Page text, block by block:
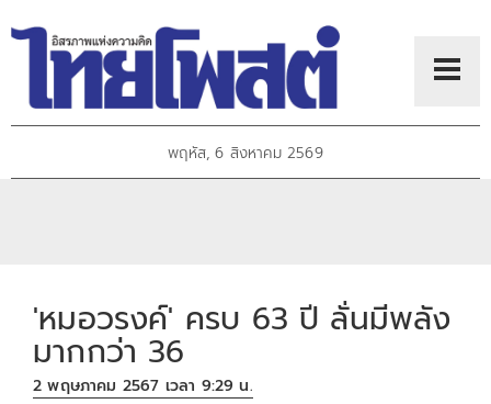
พฤหัส, 6 สิงหาคม 2569
'หมอวรงค์' ครบ 63 ปี ลั่นมีพลัง
มากกว่า 36
2 พฤษภาคม 2567 เวลา 9:29 น.